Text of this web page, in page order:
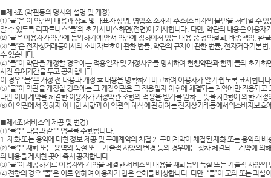
AP-100017
AP-100028
AP-100110
AP-100015
AP-100038
■제3조 (약관등의 명시와 설명 및 개정)
① “몰”은 이 약관의 내용과 상호 및 대표자 성명, 영업소 소재지 주소(소비자의 불만을 처리할 수
알 수 있도록 리파트너스“몰”의 초기 서비스화면(전면)에 게시합니다. 다만, 약관의 내용은 이용
② “몰은 이용자가 약관에 동의하기에 앞서 약관에 정하여져 있는 내용 중 청약철회, 배송책임, 환
③ “몰”은 전자상거래등에서의 소비자보호에 관한 법률, 약관의 규제에 관한 법률, 전자거래기본
수 있습니다.
④ “몰”이 약관을 개정할 경우에는 적용일자 및 개정사유를 명시하여 현행약관과 함께 몰의 초기
사전 유예기간을 두고 공지합니다.
이 경우 "몰“은 개정 전 내용과 개정 후 내용을 명확하게 비교하여 이용자가 알기 쉽도록 표시합니
⑤ “몰”이 약관을 개정할 경우에는 그 개정약관은 그 적용일자 이후에 체결되는 계약에만 적용되
다만 이미 계약을 체결한 이용자가 개정약관 조항의 적용을 받기를 원하는 뜻을 제3항에 의한 개
⑥ 이 약관에서 정하지 아니한 사항과 이 약관의 해석에 관하여는 전자상거래등에서의소비자보
■제4조(서비스의 제공 및 변경)
① “몰”은 다음과 같은 업무를 수행합니다.
1. 재화 또는 용역에 대한 정보 제공 및 구매계약의 체결 2. 구매계약이 체결된 재화 또는 용역의 배
② “몰”은 재화 또는 용역의 품절 또는 기술적 사양의 변경 등의 경우에는 장차 체결되는 계약에
의 내용을 게시한 곳에 즉시 공지합니다.
③ “몰”이 제공하기로 이용자와 계약을 체결한 서비스의 내용을 재화등의 품절 또는 기술적 사양
④ 전항의 경우 “몰”은 이로 인하여 이용자가 입은 손해를 배상합니다. 다만, “몰”이 고의 또는 과